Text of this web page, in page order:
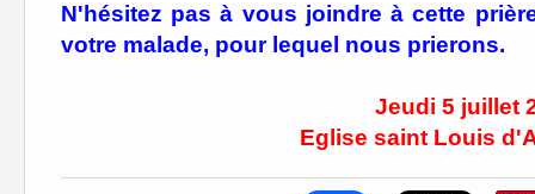
N'hésitez pas à vous joindre à cette
votre malade, pour lequel nous prierons.
Jeudi 5 juillet
Eglise saint Louis